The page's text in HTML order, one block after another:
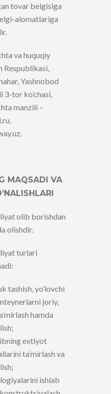
tovar belgisiga
alomatlariga
va huquqiy
Respublikasi,
Yashnobod
3-tor ko’chasi,
manzili –
MAQSADI VA
olib borishdan
olishdir.
turlari
tashish, yo’lovchi
joriy,
hamda
extiyot
ta’mirlash va
ishlab